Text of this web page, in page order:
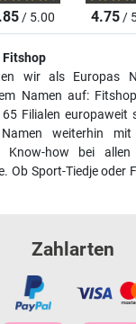
/ 5.00 4.75/
Fitshop
wir als Europas
Namen auf:
Filialen europaweit
weiterhin mit
Know-how bei
Ob Sport-Tiedje oder
Zahlarten